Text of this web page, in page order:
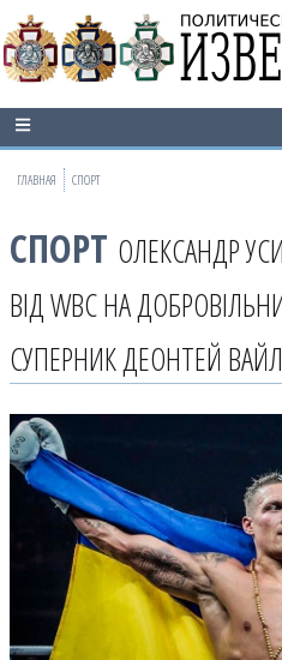
ГЛАВНАЯ СПОРТ
СПОРТ ОЛЕКСАНДР
ВІД WBC НА
СУПЕРНИК ДЕОНТЕЙ